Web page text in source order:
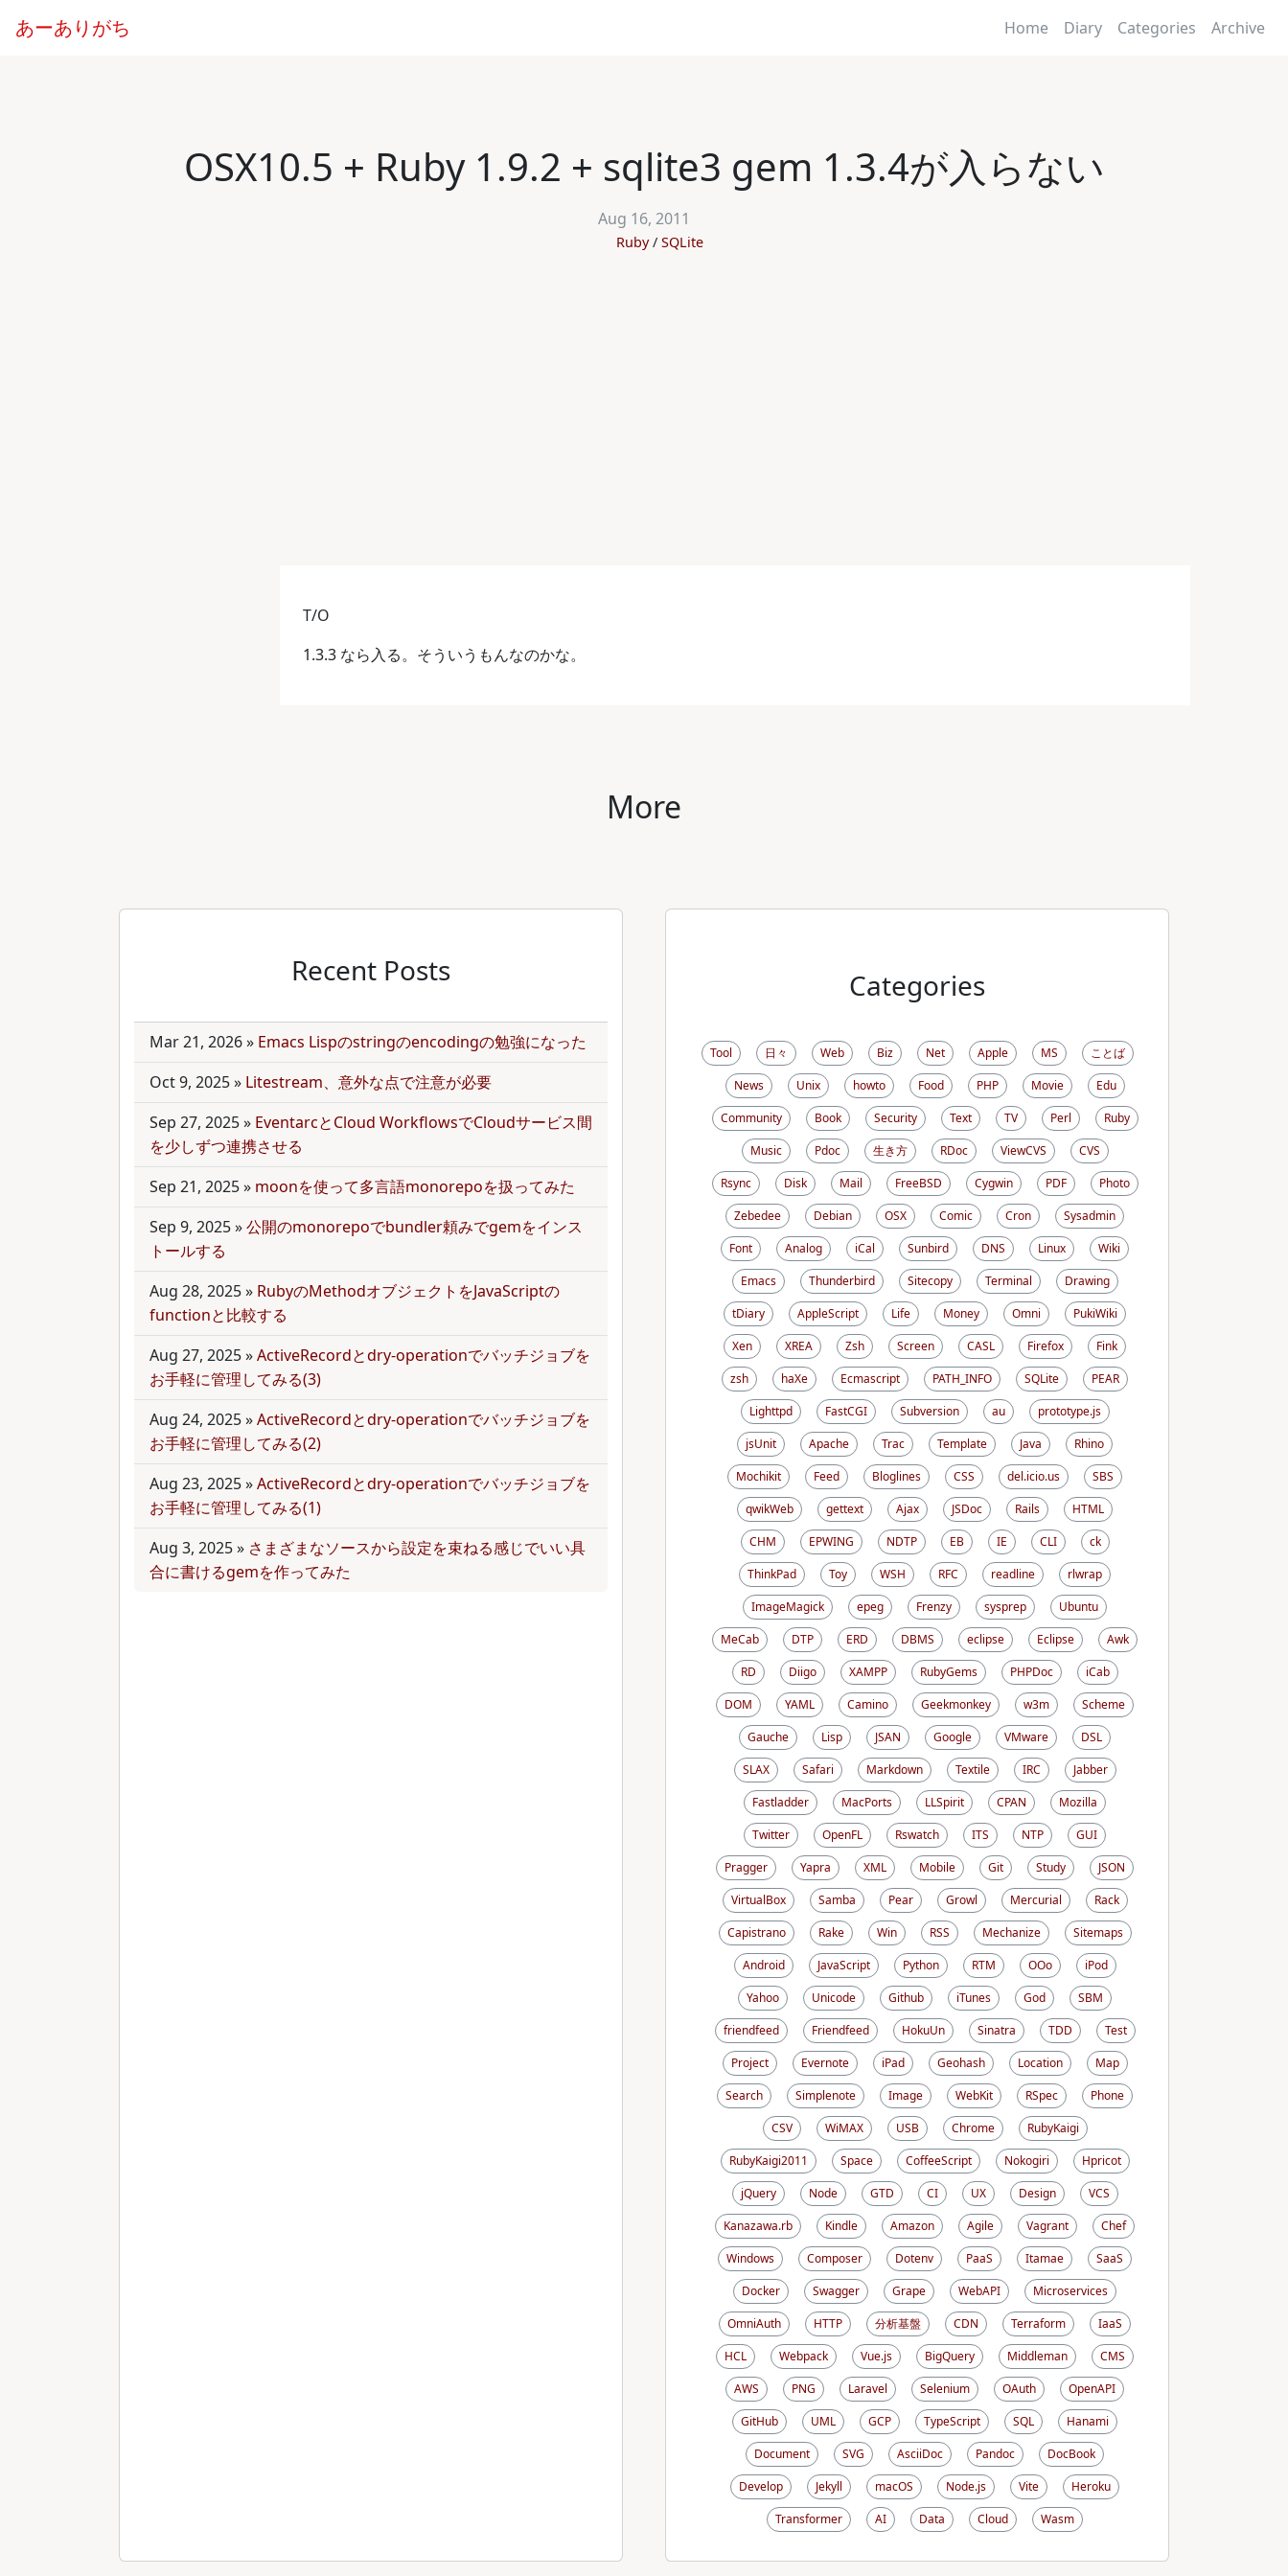
あーありがち Home Diary Categories Archive
OSX10.5 + Ruby 1.9.2 + sqlite3 gem 1.3.4が入らない
Aug 16, 2011
Ruby SQLite
T/O
1.3.3 なら入る。そういうもんなのかな。
More
Recent Posts
Mar 21, 2026» Emacs Lispのstringのencodingの勉強になった
Oct 9, 2025» Litestream、意外な点で注意が必要
Sep 27, 2025» EventarcとCloud WorkflowsでCloudサービス間
を少しずつ連携させる
Sep 21, 2025» moonを使って多言語monorepoを扱ってみた
Sep 9, 2025»公開のmonorepoでbundler頼みでgemをインス
トールする
Aug 28, 2025» RubyのMethodオブジェクトをJavaScriptの
functionと比較する
Aug 27, 2025»ActiveRecordとdry-operationでバッチジョブを
お手軽に管理してみる(3)
Aug 24, 2025»ActiveRecordとdry-operationでバッチジョブを
お手軽に管理してみる(2)
Aug 23, 2025»ActiveRecordとdry-operationでバッチジョブを
お手軽に管理してみる(1)
Aug 3, 2025» さまざまなソースから設定を束ねる感じでいい具
合に書けるgemを作ってみた
Categories
Tool 日々 Web Biz Net Apple MS
ことば
News
Unix howto Food PHP Movie
Edu
Community
Book Security Text TV Perl
Ruby
Music
Pdoc 生き方 RDoc ViewCVS
CVS
Rsync
Disk Mail FreeBSD Cygwin PDF
Photo
Zebedee
Debian OSX Comic Cron
Sysadmin
Font
Analog iCal Sunbird DNS Linux
Wiki
Emacs
Thunderbird Sitecopy Terminal
Drawing
tDiary
AppleScript Life Money Omni
PukiWiki
Xen
XREA Zsh Screen CASL Firefox
Fink
zsh
haXe Ecmascript PATH_INFO SQLite
PEAR
Lighttpd
FastCGI Subversion au
prototype.js
jsUnit
Apache Trac Template Java
Rhino
Mochikit
Feed Bloglines CSS del.icio.us
SBS
qwikWeb
gettext Ajax JSDoc Rails
HTML
CHM
EPWING NDTP EB IE CLI
ck
ThinkPad
Toy WSH RFC readline
rlwrap
ImageMagick
epeg Frenzy sysprep
Ubuntu
MeCab
DTP ERD DBMS eclipse Eclipse
Awk
RD
Diigo XAMPP RubyGems PHPDoc
iCab
DOM
YAML Camino Geekmonkey w3m
Scheme
Gauche
Lisp JSAN Google VMware
DSL
SLAX
Safari Markdown Textile IRC
Jabber
Fastladder
MacPorts LLSpirit CPAN
Mozilla
Twitter
OpenFL Rswatch ITS NTP
GUI
Pragger
Yapra XML Mobile Git Study
JSON
VirtualBox
Samba Pear Growl Mercurial
Rack
Capistrano
Rake Win RSS Mechanize
Sitemaps
Android
JavaScript Python RTM OOo
iPod
Yahoo
Unicode Github iTunes God
SBM
friendfeed
Friendfeed HokuUn Sinatra TDD
Test
Project
Evernote iPad Geohash Location
Map
Search
Simplenote Image WebKit RSpec
Phone
CSV
WiMAX USB Chrome
RubyKaigi
RubyKaigi2011
Space CoffeeScript Nokogiri
Hpricot
jQuery
Node GTD CI UX Design
VCS
Kanazawa.rb
Kindle Amazon Agile Vagrant
Chef
Windows
Composer Dotenv PaaS Itamae
SaaS
Docker
Swagger Grape WebAPI
Microservices
OmniAuth
HTTP 分析基盤 CDN Terraform
IaaS
HCL
Webpack Vue.js BigQuery Middleman
CMS
AWS
PNG Laravel Selenium OAuth
OpenAPI
GitHub
UML GCP TypeScript SQL
Hanami
Document
SVG AsciiDoc Pandoc
DocBook
Develop
Jekyll macOS Node.js Vite
Heroku
Transformer
AI Data Cloud Wasm